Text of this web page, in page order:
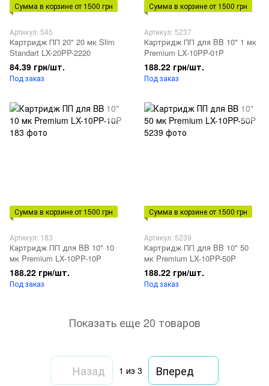
Сумма в корзине от 1500 грн
Артикул: 545
Картридж ПП 20" 20 мк Slim
Standart LX-20PP-2220
84.39 грн/шт.
Под заказ
Сумма в корзине от 1500 грн
Артикул: 5237
Картридж ПП для BB 10" 1 мк
Premium LX-10PP-01P
188.22 грн/шт.
Под заказ
Сумма в корзине от 1500 грн
Артикул: 183
Картридж ПП для BB 10" 10
мк Premium LX-10PP-10P
188.22 грн/шт.
Под заказ
Сумма в корзине от 1500 грн
Артикул: 5239
Картридж ПП для BB 10" 50
мк Premium LX-10PP-50P
188.22 грн/шт.
Под заказ
Показать еще 20 товаров
Назад 1 из 3 Вперед